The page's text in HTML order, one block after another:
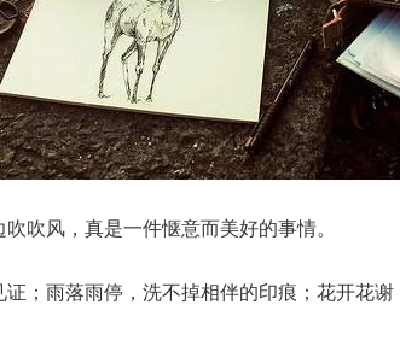
吹风，真是一件惬意而美好的事情。
；雨落雨停，洗不掉相伴的印痕；花开花